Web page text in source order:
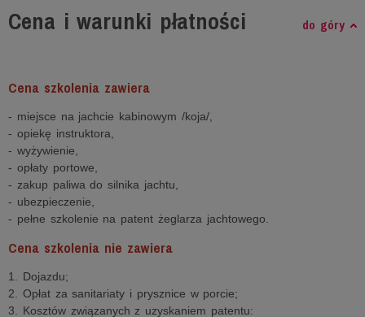
Cena i warunki płatności do góry
Cena szkolenia zawiera
- miejsce na jachcie kabinowym /koja/,
- opiekę instruktora,
- wyżywienie,
- opłaty portowe,
- zakup paliwa do silnika jachtu,
- ubezpieczenie,
- pełne szkolenie na patent żeglarza jachtowego.
Cena szkolenia nie zawiera
1. Dojazdu;
2. Opłat za sanitariaty i prysznice w porcie;
3. Kosztów związanych z uzyskaniem patentu: